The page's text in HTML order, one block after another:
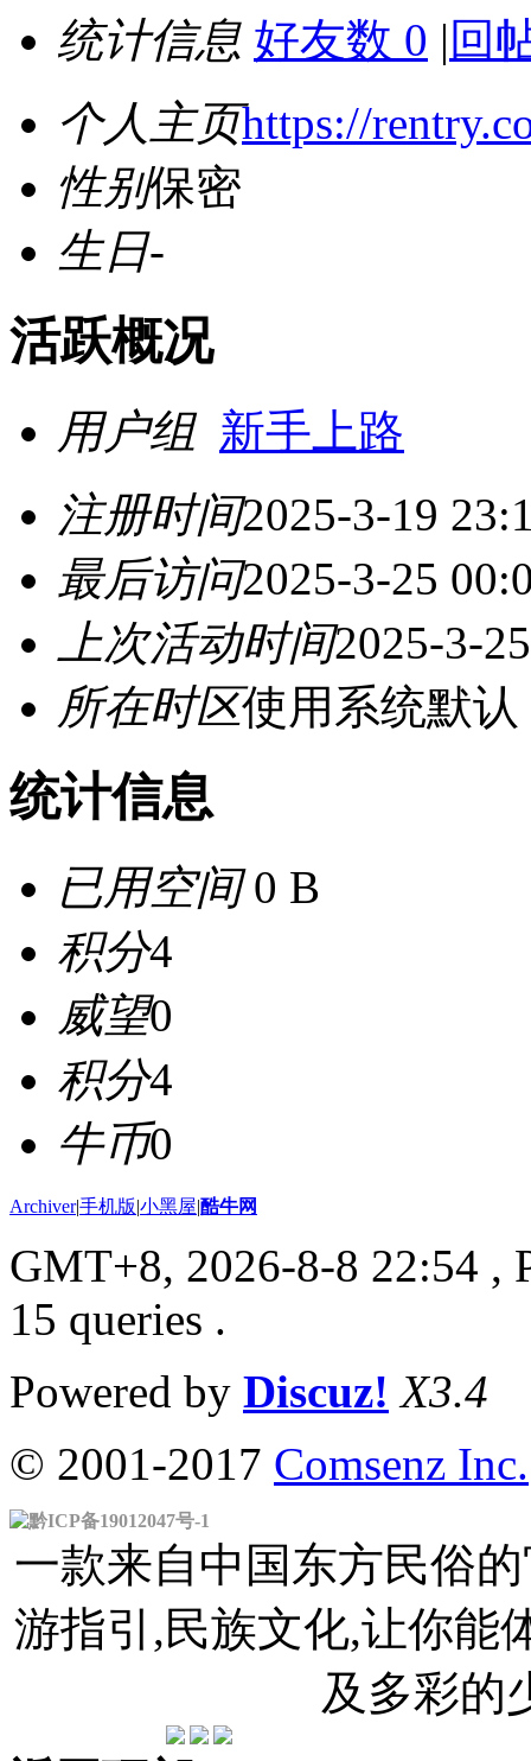
统计信息 好友数 0 | 回
个人主页https://
性别保密
生日-
活跃概况
用户组 新手上路
注册时间2025-3-19
最后访问2025-3-25
上次活动时间2025-3-
所在时区使用系统默认
统计信息
已用空间0 B
积分4
威望0
积分4
牛币0
Archiver|手机版|小黑屋|酷牛网
GMT+8, 2026-8-8 22:54 ,
15 queries .
Powered by Discuz! X3.4
© 2001-2017 Comsenz Inc.
黔ICP备19012047号-1
一款来自中国东方民俗
游指引,民族文化,让你能
及多彩的